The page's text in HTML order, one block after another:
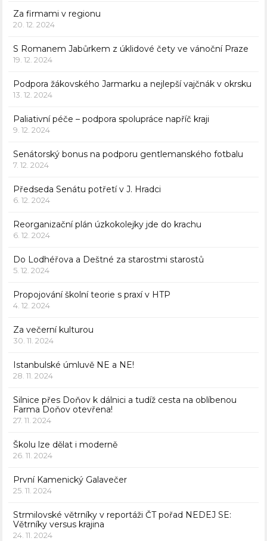
Za firmami v regionu
20. 12. 2024
S Romanem Jabůrkem z úklidové čety ve vánoční Praze
19. 12. 2024
Podpora žákovského Jarmarku a nejlepší vajčnák v okrsku
13. 12. 2024
Paliativní péče – podpora spolupráce napříč kraji
9. 12. 2024
Senátorský bonus na podporu gentlemanského fotbalu
7. 12. 2024
Předseda Senátu potřetí v J. Hradci
6. 12. 2024
Reorganizační plán úzkokolejky jde do krachu
6. 12. 2024
Do Lodhéřova a Deštné za starostmi starostů
5. 12. 2024
Propojování školní teorie s praxí v HTP
4. 12. 2024
Za večerní kulturou
30. 11. 2024
Istanbulské úmluvě NE a NE!
28. 11. 2024
Silnice přes Doňov k dálnici a tudíž cesta na oblíbenou
Farma Doňov otevřena!
27. 11. 2024
Školu lze dělat i moderně
26. 11. 2024
První Kamenický Galavečer
25. 11. 2024
Strmilovské větrníky v reportáži ČT pořad NEDEJ SE:
Větrníky versus krajina
24. 11. 2024